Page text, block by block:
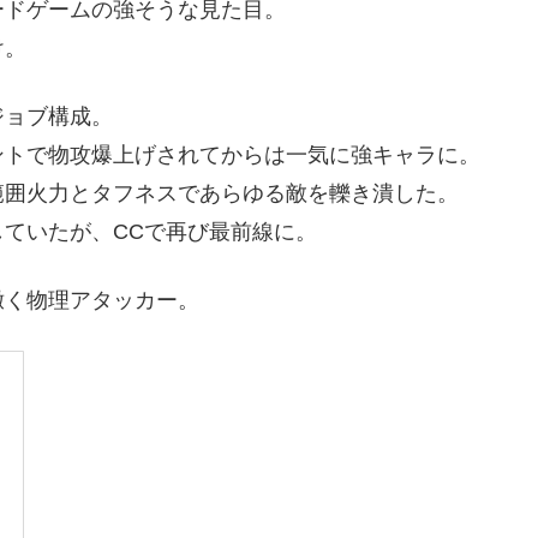
ゲームの強そうな見た目。
ブ構成。
で物攻爆上げされてからは一気に強キャラに。
火力とタフネスであらゆる敵を轢き潰した。
いたが、CCで再び最前線に。
物理アタッカー。